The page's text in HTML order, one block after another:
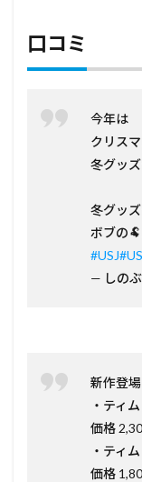
口コミ
今年は
クリス
冬グッ
冬グッ
ボブの
#USJ
— しの
新作登場
・ティ
価格
・ティ
価格